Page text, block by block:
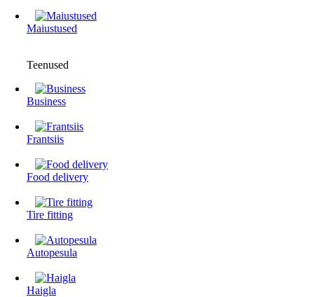
Maiustused
Teenused
Business
Frantsiis
Food delivery
Tire fitting
Autopesula
Haigla